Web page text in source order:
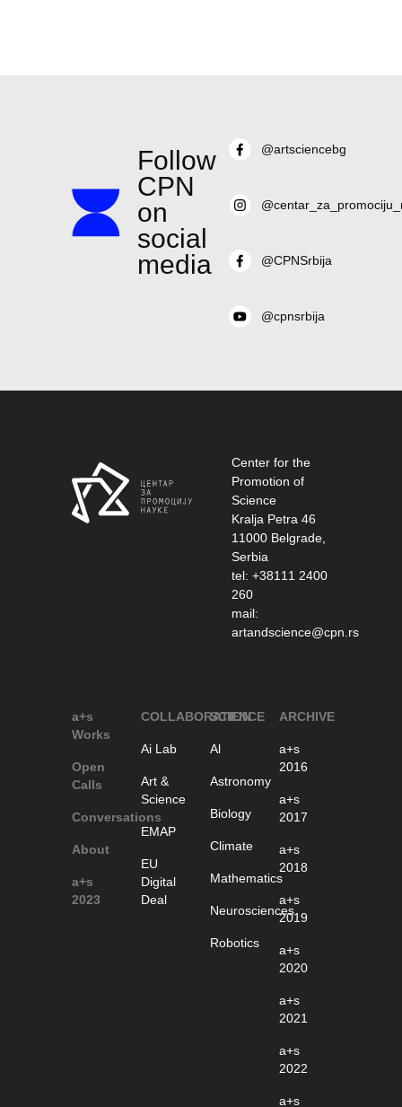
Follow
CPN
on
social
media
@artsciencebg
@CPNSrbija
@cpnsrbija
Center for the
Promotion of
Science
Kralja Petra 46
11000 Belgrade,
Serbia
tel: +38111 2400
260
mail:
artandscience@cpn.rs
a+s
Works
Open
Calls
Conversations
About
a+s
2023
COLLABORATION
Ai Lab
Art &
Science
EMAP
EU
Digital
Deal
SCIENCE
Al
Astronomy
Biology
Climate
Mathematics
Neurosciences
Robotics
ARCHIVE
a+s
2016
a+s
2017
a+s
2018
a+s
2019
a+s
2020
a+s
2021
a+s
2022
a+s